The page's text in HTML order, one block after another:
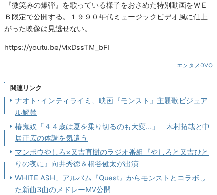
『微笑みの爆弾』を歌っている様子をおさめた特別動画をＷＥ
Ｂ限定で公開する。１９９０年代ミュージックビデオ風に仕上
がった映像は見逃せない。
https://youtu.be/MxDssTM_bFI
エンタメOVO
関連リンク
ナオト･インティライミ、映画『モンスト』主題歌ビジュア
ル解禁
椿鬼奴「４４歳は夏を乗り切るのも大変…」 木村拓哉と中
居正広の体調を気遣う
マンボウやしろ×又吉直樹のラジオ番組『やしろと又吉ひと
りの夜に』向井秀徳＆桐谷健太が出演
WHITE ASH、アルバム『Quest』からモンストとコラボし
た新曲3曲のメドレーMV公開